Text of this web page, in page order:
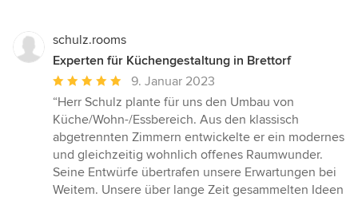
schulz.rooms
Experten für Küchengestaltung in Brettorf
Durchschnittliche
Bewertung:
5
von
5
Sternen
9. Januar 2023
“Herr Schulz plante für uns den Umbau von
Küche/Wohn-/Essbereich. Aus den klassisch
abgetrennten Zimmern entwickelte er ein modernes
und gleichzeitig wohnlich offenes Raumwunder.
Seine Entwürfe übertrafen unsere Erwartungen bei
Weitem. Unsere über lange Zeit gesammelten Ideen